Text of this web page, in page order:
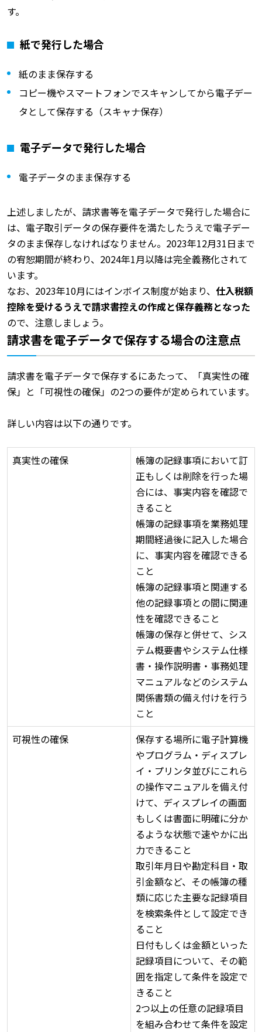
す。
紙で発行した場合
紙のまま保存する
コピー機やスマートフォンでスキャンしてから電子デー
タとして保存する（スキャナ保存）
電子データで発行した場合
電子データのまま保存する
上述しましたが、請求書等を電子データで発行した場合に
は、電子取引データの保存要件を満たしたうえで電子デー
タのまま保存しなければなりません。2023年12月31日まで
の宥恕期間が終わり、2024年1月以降は完全義務化されて
います。
なお、2023年10月にはインボイス制度が始まり、 仕入税額
控除を受けるうえで請求書控えの作成と保存義務となった
ので、注意しましょう。
請求書を電子データで保存する場合の注意点
請求書を電子データで保存するにあたって、「真実性の確
保」と「可視性の確保」の2つの要件が定められています。
詳しい内容は以下の通りです。
真実性の確保
帳簿の記録事項において訂
正もしくは削除を行った場
合には、事実内容を確認で
きること
帳簿の記録事項を業務処理
期間経過後に記入した場合
に、事実内容を確認できる
こと
帳簿の記録事項と関連する
他の記録事項との間に関連
性を確認できること
帳簿の保存と併せて、シス
テム概要書やシステム仕様
書・操作説明書・事務処理
マニュアルなどのシステム
関係書類の備え付けを行う
こと
可視性の確保
保存する場所に電子計算機
やプログラム・ディスプレ
イ・プリンタ並びにこれら
の操作マニュアルを備え付
けて、ディスプレイの画面
もしくは書面に明確に分か
るような状態で速やかに出
力できること
取引年月日や勘定科目・取
引金額など、その帳簿の種
類に応じた主要な記録項目
を検索条件として設定でき
ること
日付もしくは金額といった
記録項目について、その範
囲を指定して条件を設定で
きること
2つ以上の任意の記録項目
を組み合わせて条件を設定